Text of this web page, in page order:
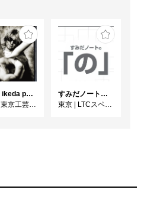
mitch ikeda photography exhibition「rocks」
東京工芸大学 写大ギャラリー
すみだノート展2026 ~すみだノートの「の」～
東京
LTCスペース